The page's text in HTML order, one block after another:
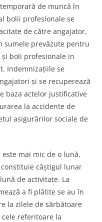
de muncă în
bolii profesionale se
de către angajator,
sumele prevăzute pentru
boli profesionale in
Indemnizaţiile se
şi se recuperează
baza actelor justificative
la accidente de
asigurărilor sociale de
mai mic de o lună,
câştigul lunar
de activitate. La
a fi plătite se au în
la zilele de sărbătoare
referitoare la